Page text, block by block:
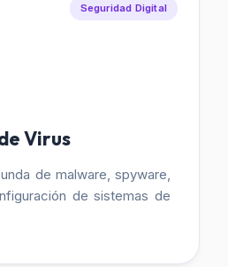
Seguridad Digital
Virus
de malware, spyware,
de sistemas de